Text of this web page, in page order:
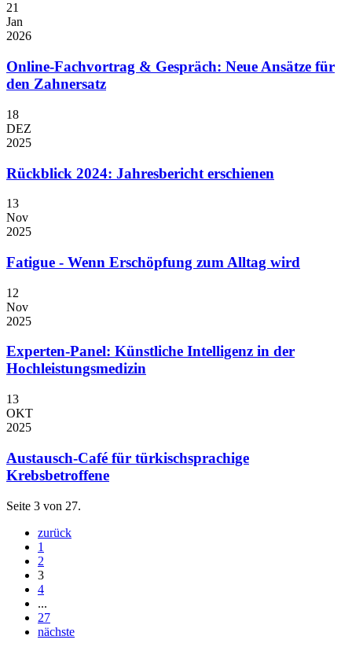
21
Jan
2026
Online-Fachvortrag & Gespräch: Neue Ansätze für
den Zahnersatz
18
DEZ
2025
Rückblick 2024: Jahresbericht erschienen
13
Nov
2025
Fatigue - Wenn Erschöpfung zum Alltag wird
12
Nov
2025
Experten-Panel: Künstliche Intelligenz in der
Hochleistungsmedizin
13
OKT
2025
Austausch-Café für türkischsprachige
Krebsbetroffene
Seite 3 von 27.
zurück
1
2
3
4
...
27
nächste